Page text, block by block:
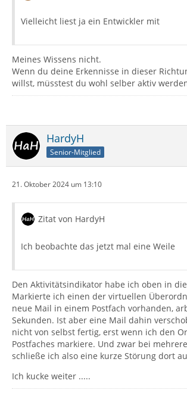
Vielleicht liest ja ein Entwickler mit
Meines Wissens nicht.
Wenn du deine Erkennisse in dieser
willst, müsstest du wohl selber aktiv
HardyH
Senior-Mitglied
21. Oktober 2024 um 13:10
Zitat von HardyH
Ich beobachte das jetzt mal eine Weile
Den Aktivitätsindikator habe ich oben in
Markierte ich einen der virtuellen
neue Mail in einem Postfach vorhanden,
Sekunden. Ist aber eine Mail dahin
nicht von selbst fertig, erst wenn ich den
Postfaches markiere. Und zwar bei
schließe ich also eine kurze Störung dort
Ich kucke weiter .....